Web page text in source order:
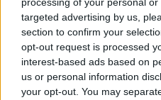
targeted advertising by us,
section to confirm your
opt-out request is processed
interest-based ads based on
us or personal information
your opt-out. You may
april